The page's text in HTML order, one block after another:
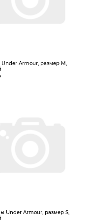
Under Armour, размер M,
Under Armour, размер S,